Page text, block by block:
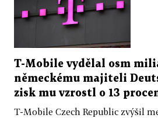
T-Mobile vydělal osm
německému majiteli
zisk mu vzrostl o 13
T-Mobile Czech Republic zvýšil